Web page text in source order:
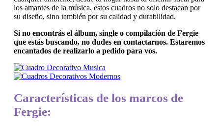
los amantes de la música, estos cuadros no solo destacan por
su diseño, sino también por su calidad y durabilidad.
Si no encontrás el álbum, single o compilación de Fergie
que estás buscando, no dudes en contactarnos. Estaremos
encantados de realizarlo a pedido para vos.
Características de los marcos de
Fergie: